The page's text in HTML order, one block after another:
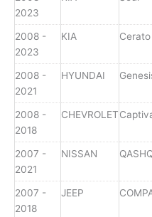
2023
2008 -
2023
KIA Cerato
2008 -
2021
HYUNDAI
2008 -
2018
CHEVROLET
2007 -
2021
NISSAN
2007 -
2018
JEEP